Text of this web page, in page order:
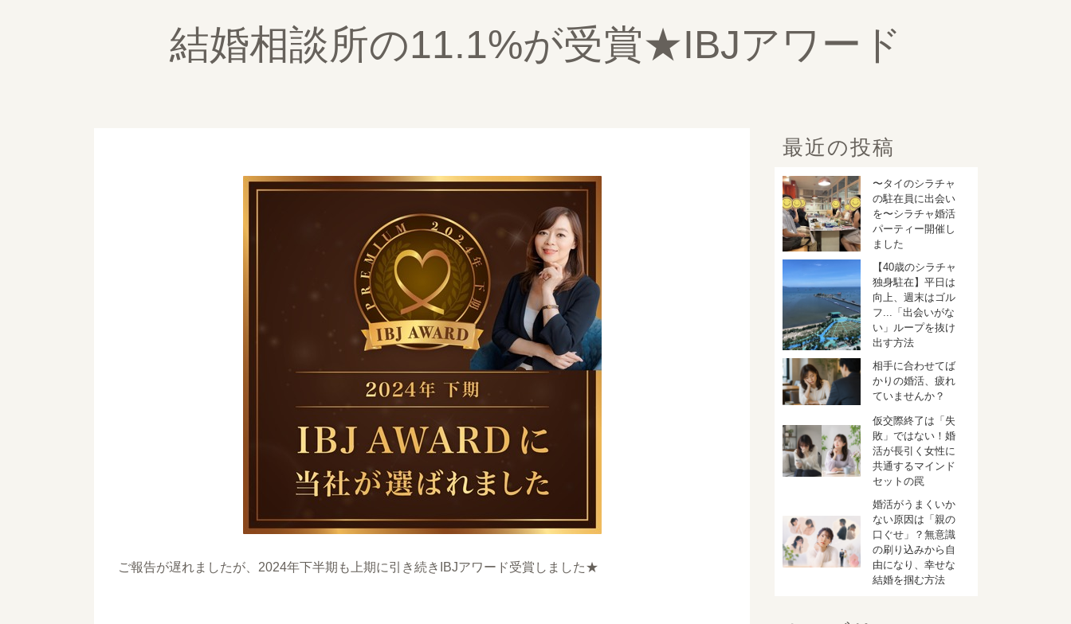
結婚相談所の11.1%が受賞★IBJアワード
ご報告が遅れましたが、2024年下半期も上期に引き続きIBJアワード受賞しました★
最近の投稿
〜タイのシラチャ
の駐在員に出会い
を〜シラチャ婚活
パーティー開催し
ました
【40歳のシラチャ
独身駐在】平日は
向上、週末はゴル
フ...「出会いがな
い」ループを抜け
出す方法
相手に合わせてば
かりの婚活、疲れ
ていませんか？
仮交際終了は「失
敗」ではない！婚
活が長引く女性に
共通するマインド
セットの罠
婚活がうまくいか
ない原因は「親の
口ぐせ」？無意識
の刷り込みから自
由になり、幸せな
結婚を掴む方法